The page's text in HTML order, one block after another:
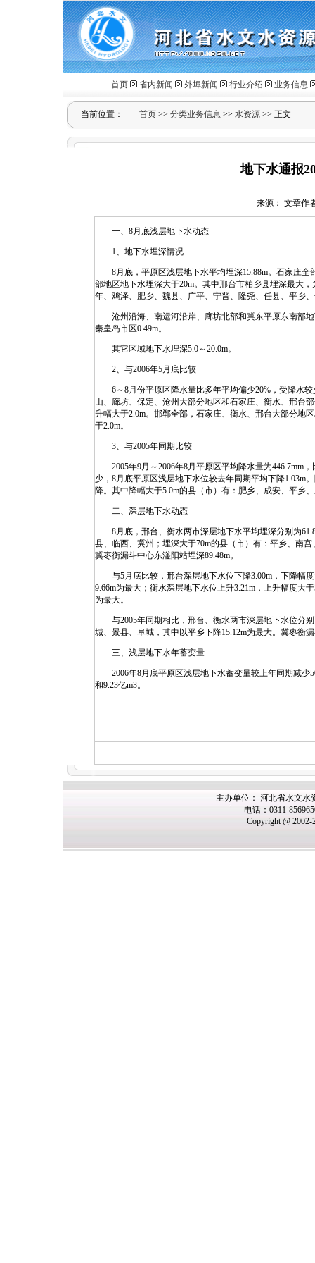
首页 省内新闻 外埠新闻 行业介绍 业务信息
当前位置： 首页 >> 分类业务信息 >> 水资源 >> 正文
地下水通报
来源： 文章作
一、8月底浅层地下水动态
1、地下水埋深情况
8月底，平原区浅层地下水平均埋深15.88m。石家庄全
部地区地下水埋深大于20m。其中邢台市柏乡县埋深最大
年、鸡泽、肥乡、魏县、广平、宁晋、隆尧、任县、平乡
沧州沿海、南运河沿岸、廊坊北部和冀东平原东南部地
秦皇岛市区0.49m。
其它区域地下水埋深5.0～20.0m。
2、与2006年5月底比较
6～8月份平原区降水量比多年平均偏少20%，受降水较
山、廊坊、保定、沧州大部分地区和石家庄、衡水、邢台
升幅大于2.0m。邯郸全部，石家庄、衡水、邢台大部分地
于2.0m。
3、与2005年同期比较
2005年9月～2006年8月平原区平均降水量为446.7mm，
少，8月底平原区浅层地下水位较去年同期平均下降1.03m
降。其中降幅大于5.0m的县（市）有：肥乡、成安、平乡
二、深层地下水动态
8月底，邢台、衡水两市深层地下水平均埋深分别为
县、临西、冀州；埋深大于70m的县（市）有：平乡、南
冀枣衡漏斗中心东滏阳站埋深89.48m。
与5月底比较，邢台深层地下水位下降3.00m，下降幅度
9.66m为最大；衡水深层地下水位上升3.21m，上升幅度大
为最大。
与2005年同期相比，邢台、衡水两市深层地下水位分别
城、景县、阜城，其中以平乡下降15.12m为最大。冀枣衡
三、浅层地下水年蓄变量
2006年8月底平原区浅层地下水蓄变量较上年同期减少
和9.23亿m3。
主办单位： 河北省水文水
电话：0311-
Copyright @ 2002-